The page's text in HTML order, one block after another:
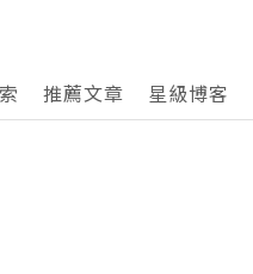
推薦文章 星級博客